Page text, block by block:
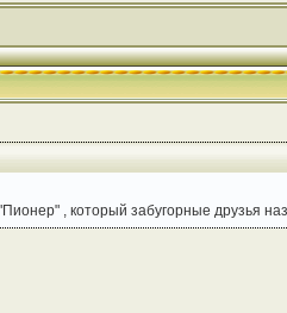
, который забугорные друзья